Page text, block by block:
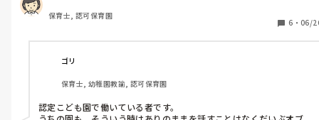
葉をそのまま受けとめて、ありのまま話します。
（新卒で働いていた園が↑の言い方を推奨してました）
ただ転職先の園では心配な保護者に寄り添い、安心させてあげら
れるよう、ありのまま伝えてはいけませんでした。
療育に通うとのことで療育先も決まっていたため、ありのまま伝
た！とクレームが入り驚きました。
それがショックで保護者対応が辛く、今は他業種にいます。
保育士, 認可保育園
6 ・ 06/
ゴリ
保育士, 幼稚園教諭, 認可保育園
認定こども園で働いている者です。